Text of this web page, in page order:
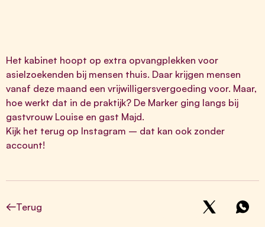
Het kabinet hoopt op extra opvangplekken voor
asielzoekenden bij mensen thuis. Daar krijgen mensen
vanaf deze maand een vrijwilligersvergoeding voor. Maar,
hoe werkt dat in de praktijk? De Marker ging langs bij
gastvrouw Louise en gast Majd.
Kijk het terug op Instagram – dat kan ook zonder
account!
Terug